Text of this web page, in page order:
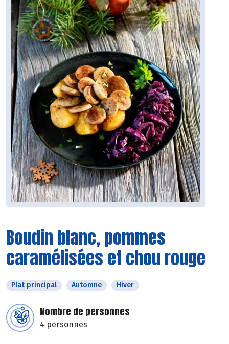
Boudin blanc, pommes
caramélisées et chou rouge
Plat principal Automne Hiver
Nombre de personnes
4 personnes